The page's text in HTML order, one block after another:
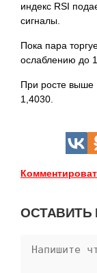
индекс RSI
сигналы.
Пока пара
ослаблению до
При росте выше
1,4030.
ОСТАВИТЬ